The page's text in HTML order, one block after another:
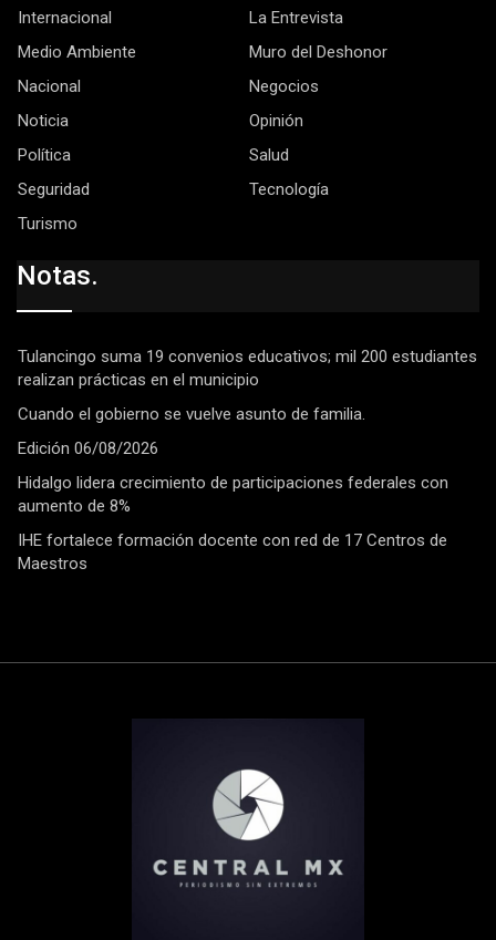
Internacional
La Entrevista
Medio Ambiente
Muro del Deshonor
Nacional
Negocios
Noticia
Opinión
Política
Salud
Seguridad
Tecnología
Turismo
Notas.
Tulancingo suma 19 convenios educativos; mil 200 estudiantes
realizan prácticas en el municipio
Cuando el gobierno se vuelve asunto de familia.
Edición 06/08/2026
Hidalgo lidera crecimiento de participaciones federales con
aumento de 8%
IHE fortalece formación docente con red de 17 Centros de
Maestros